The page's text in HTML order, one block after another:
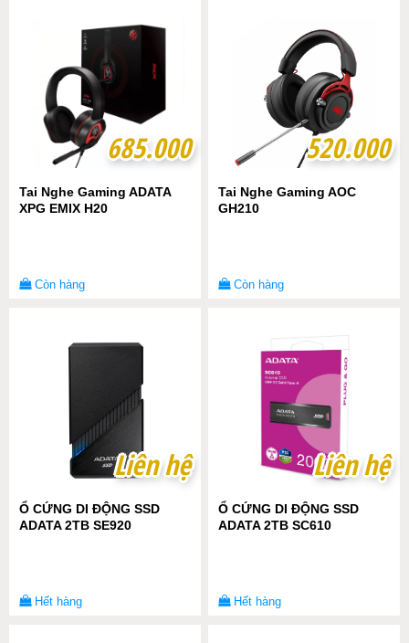
685.000
685.000
Tai Nghe Gaming ADATA
XPG EMIX H20
Còn hàng
520.000
520.000
Tai Nghe Gaming AOC
GH210
Còn hàng
Liên hệ
Liên hệ
Ổ CỨNG DI ĐỘNG SSD
ADATA 2TB SE920
Hết hàng
Liên hệ
Liên hệ
Ổ CỨNG DI ĐỘNG SSD
ADATA 2TB SC610
Hết hàng